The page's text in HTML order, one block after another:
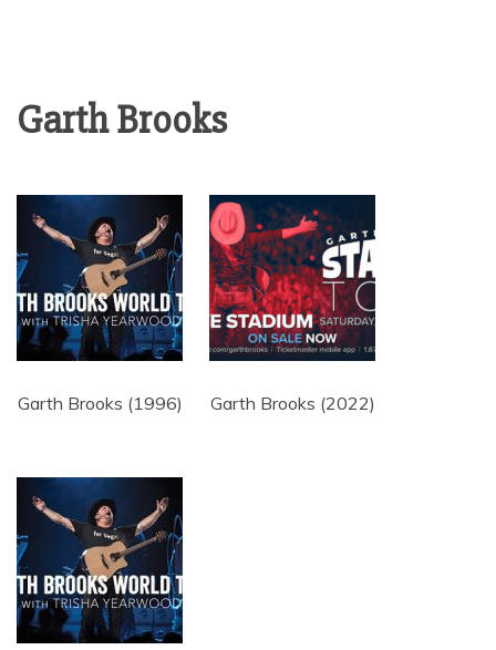
Garth Brooks
Garth Brooks (1996) Garth Brooks (2022)